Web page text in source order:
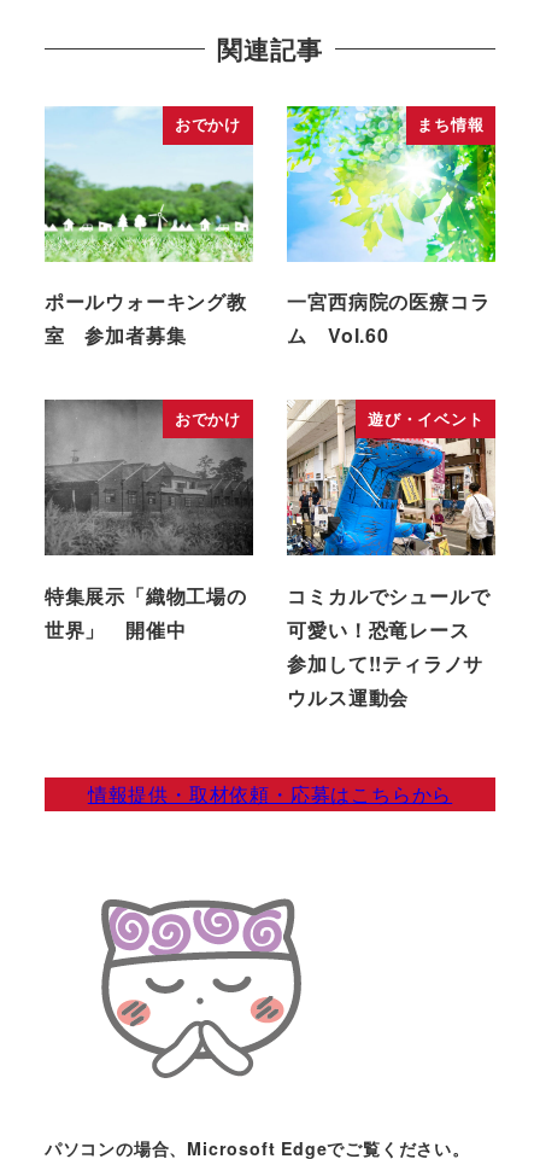
関連記事
おでかけ
ポールウォーキング教
室 参加者募集
まち情報
一宮西病院の医療コラ
ム Vol.60
おでかけ
特集展示「織物工場の
世界」 開催中
遊び・イベント
コミカルでシュールで
可愛い！恐竜レース
参加して!!ティラノサ
ウルス運動会
情報提供・取材依頼・応募はこちらから
パソコンの場合、Microsoft Edgeでご覧ください。